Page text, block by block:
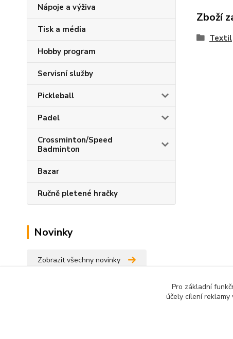
Nápoje a výživa
Tisk a média
Hobby program
Servisní služby
Pickleball
Padel
Crossminton/Speed
Badminton
Bazar
Ručně pletené hračky
Novinky
Zobrazit všechny novinky
Zboží
Textil
Pro základní
účely cílení reklamy